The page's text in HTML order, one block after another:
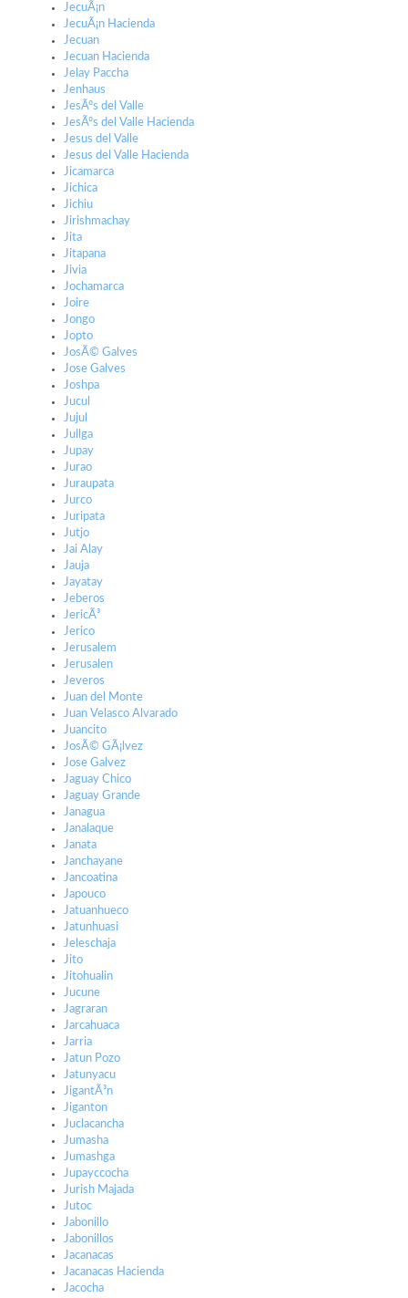
JecuÃ¡n
JecuÃ¡n Hacienda
Jecuan
Jecuan Hacienda
Jelay Paccha
Jenhaus
JesÃºs del Valle
JesÃºs del Valle Hacienda
Jesus del Valle
Jesus del Valle Hacienda
Jicamarca
Jichica
Jichiu
Jirishmachay
Jita
Jitapana
Jivia
Jochamarca
Joire
Jongo
Jopto
JosÃ© Galves
Jose Galves
Joshpa
Jucul
Jujul
Jullga
Jupay
Jurao
Juraupata
Jurco
Juripata
Jutjo
Jai Alay
Jauja
Jayatay
Jeberos
JericÃ³
Jerico
Jerusalem
Jerusalen
Jeveros
Juan del Monte
Juan Velasco Alvarado
Juancito
JosÃ© GÃ¡lvez
Jose Galvez
Jaguay Chico
Jaguay Grande
Janagua
Janalaque
Janata
Janchayane
Jancoatina
Japouco
Jatuanhueco
Jatunhuasi
Jeleschaja
Jito
Jitohualin
Jucune
Jagraran
Jarcahuaca
Jarria
Jatun Pozo
Jatunyacu
JigantÃ³n
Jiganton
Juclacancha
Jumasha
Jumashga
Jupayccocha
Jurish Majada
Jutoc
Jabonillo
Jabonillos
Jacanacas
Jacanacas Hacienda
Jacocha